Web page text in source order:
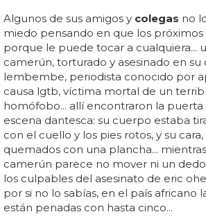
Algunos de sus amigos y colegas no
miedo pensando en que los
porque le puede tocar a cualquiera...
camerún, torturado y asesinado en su
lembembe, periodista conocido por
causa lgtb, víctima mortal de un
homófobo... allí encontraron la puerta
escena dantesca: su cuerpo estaba
con el cuello y los pies rotos, y su
quemados con una plancha...
camerún parece no mover ni un
los culpables del asesinato de eric
por si no lo sabías, en el país africano
están penadas con hasta cinco...